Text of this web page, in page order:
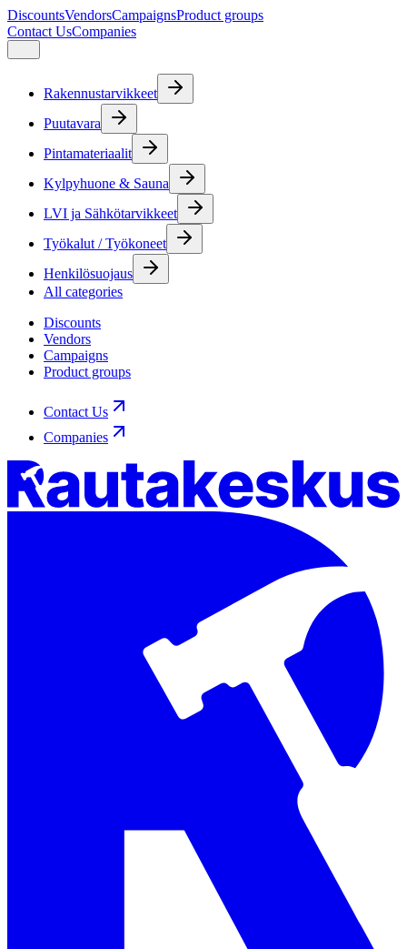
DiscountsVendorsCampaignsProduct groups
Contact UsCompanies
Rakennustarvikkeet
Puutavara
Pintamateriaalit
Kylpyhuone & Sauna
LVI ja Sähkötarvikkeet
Työkalut / Työkoneet
Henkilösuojaus
All categories
Discounts
Vendors
Campaigns
Product groups
Contact Us
Companies